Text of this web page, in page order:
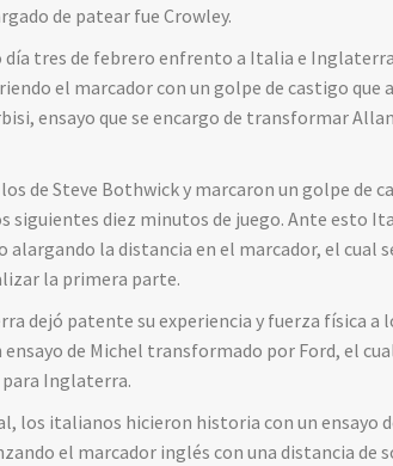
de patear fue Crowley.
tres de febrero enfrento a Italia e
el marcador con un golpe de castigo
ensayo que se encargo de transformar
de Steve Bothwick y marcaron un golpe de
siguientes diez minutos de juego. Ante esto
la distancia en el marcador, el cual
la primera parte.
dejó patente su experiencia y fuerza física a
de Michel transformado por Ford, el
Inglaterra.
los italianos hicieron historia con un ensayo
el marcador inglés con una distancia